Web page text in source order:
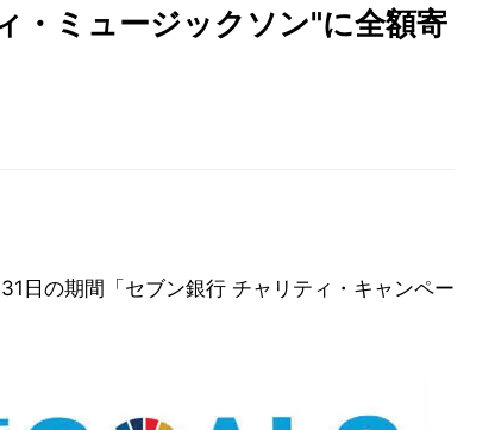
・ミュージックソン"に全額寄
日の期間「セブン銀行 チャリティ・キャンペー